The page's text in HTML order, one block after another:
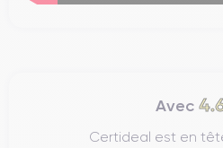
Avec
Certideal est en